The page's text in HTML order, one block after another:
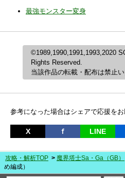
最強モンスター変身
©1989,1990,1991,1993,2020
Rights Reserved.
当該作品の転載・配布は禁止い
参考になった場合はシェアで応援をお
X ｆ LINE
攻略・解析TOP 魔界塔士Sa・Ga（GB）
め編成）